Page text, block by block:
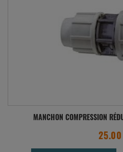
MANCHON COMPRESSION